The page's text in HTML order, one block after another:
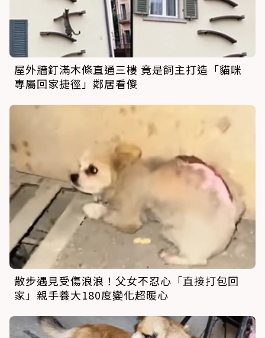
屋外牆釘滿木條直通三樓 竟是飼主打造「貓咪
專屬回家捷徑」鄰居看傻
散步遇見受傷浪浪！父女不忍心「直接打包回
家」親手養大180度變化超暖心